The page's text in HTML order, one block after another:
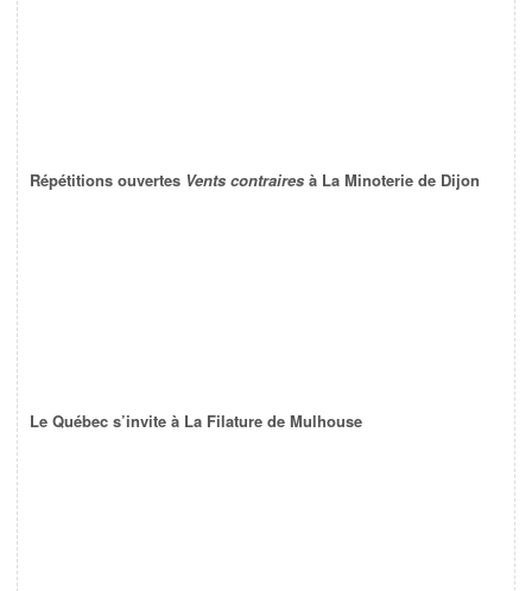
Répétitions ouvertes Vents contraires à La Minoterie de Dijon
Le Québec s’invite à La Filature de Mulhouse